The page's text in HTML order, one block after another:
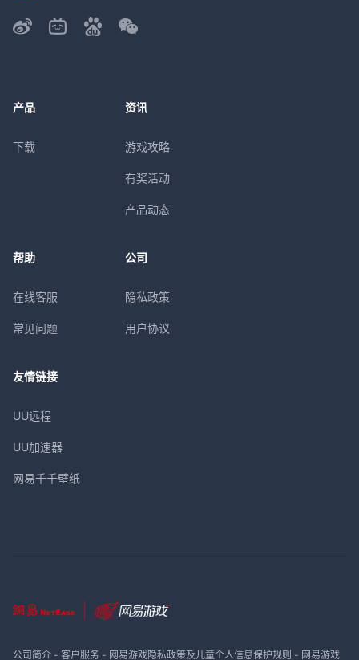
产品
下载
资讯
游戏攻略
有奖活动
产品动态
帮助
在线客服
常见问题
公司
隐私政策
用户协议
友情链接
UU远程
UU加速器
网易千千壁纸
公司简介- 客户服务- 网易游戏隐私政策及儿童个人信息保护规则 - 网易游戏